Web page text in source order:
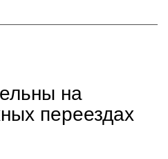
на
переездах